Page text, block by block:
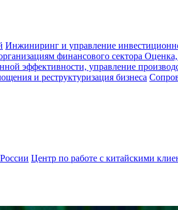
Инжиниринг и управление
финансового сектора Оценка,
эффективности, управление
и реструктуризация бизнеса
Центр по работе с китайскими